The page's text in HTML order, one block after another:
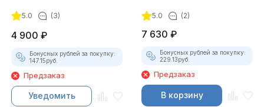
5.0 (3)
4 900 ₽
Бонусных рублей за покупку:
147.15руб.
Предзаказ
Уведомить
5.0 (2)
7 630 ₽
Бонусных рублей за покупку:
229.13руб.
Предзаказ
В корзину